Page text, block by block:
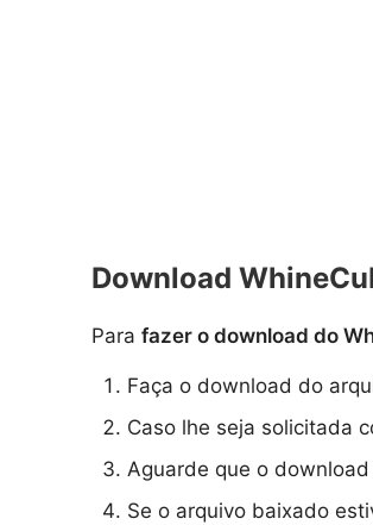
Download
Para fazer o download do
Faça o download do
Caso lhe seja solicitada
Aguarde que o
Se o arquivo baixado